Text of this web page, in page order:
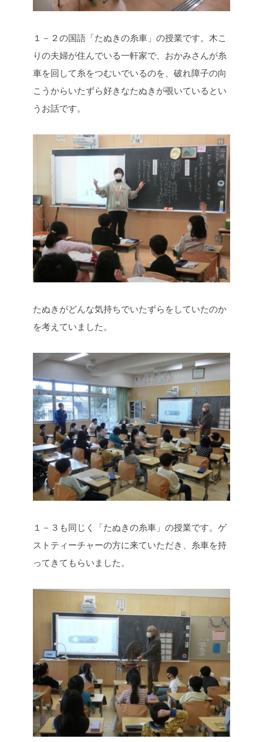
１－２の国語「たぬきの糸車」の授業です。木こ
りの夫婦が住んでいる一軒家で、おかみさんが糸
車を回して糸をつむいでいるのを、破れ障子の向
こうからいたずら好きなたぬきが覗いているとい
うお話です。
たぬきがどんな気持ちでいたずらをしていたのか
を考えていました。
１－３も同じく「たぬきの糸車」の授業です。ゲ
ストティーチャーの方に来ていただき、糸車を持
ってきてもらいました。